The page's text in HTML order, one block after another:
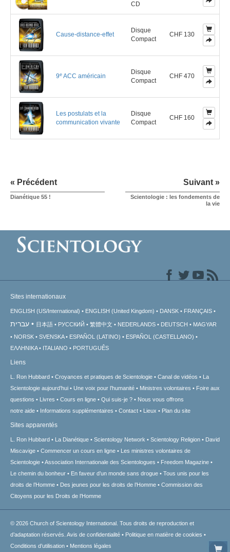
CD
Cause-distance-effet
Disque
Compact
CHF 130
9e ACC américain
Disque
Compact
CHF 470
Les postulats et la
communication vivante
Disque
Compact
CHF 160
« Précédent
Dianétique 55 !
Suivant »
Scientologie : les fondements de
la vie
Sites internationaux
ENGLISH (US/International) ENGLISH (United Kingdom) DANSK FRANÇAIS
עברית 日本語 РУССКИЙ 繁體中文 NEDERLANDS DEUTSCH
MAGYAR
NORSK
SVENSKA ESPAÑOL (LATINO)
ESPAÑOL (CASTELLANO)
ΕΛΛΗΝΙΚA
ITALIANO PORTUGUÊS
Liens
L. Ron Hubbard Croyances et pratiques de Scientologie Canal de vidéos
La
Scientologie aujourd’hui
Une voix pour l’humanité Ministres volontaires
Foire aux
questions
Livres Cours en ligne Qui suis-je ?
Nous vous offrons
notre aide
Informations supplémentaires Contact Lieux Plan du site
Sites apparentés
L. Ron Hubbard La Dianétique Scientology Network Scientology Religion
David
Miscavige
Commencer un cours en ligne
Les ministres volontaires de
Scientologie
Association Internationale des Scientologues
Freedom Magazine
Le chemin du bonheur
En faveur d’un monde sans drogue
Tous unis pour les
droits de l’Homme
Des jeunes pour les droits de l’Homme
Commission des
Citoyens pour les Droits de l’Homme
© 2026 Church of Scientology International. Tous droits de reproduction et
d’adaptation réservés. Avis de confidentialité • Politique en matière de cookies •
Conditions d’utilisation • Mentions légales